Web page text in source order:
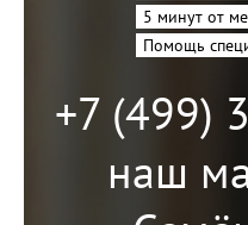
5 минут от
Помощь
+7 (499)
наш